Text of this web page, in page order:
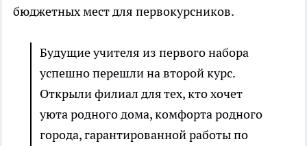
бюджетных мест для первокурсников.
Будущие учителя из первого набора
успешно перешли на второй курс.
Открыли филиал для тех, кто хочет
уюта родного дома, комфорта родного
города, гарантированной работы по